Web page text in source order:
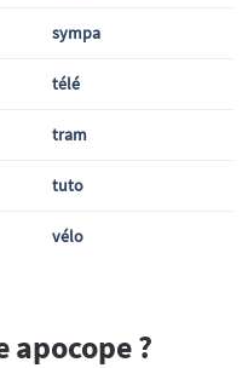
sympa
télé
tram
tuto
vélo
?